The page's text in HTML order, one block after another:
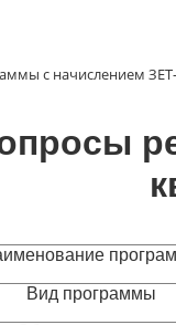
с начислением
Вид программы